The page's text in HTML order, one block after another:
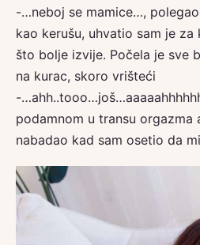
-…neboj se mamice…,
kao kerušu, uhvatio sam je
što bolje izvije. Počela je sve
na kurac, skoro vrišteći
-
podamnom u transu orgazma
nabadao kad sam osetio da